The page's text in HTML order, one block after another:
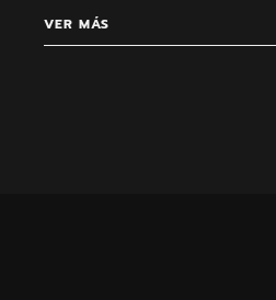
VER MÁS